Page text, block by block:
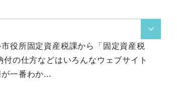

役所固定資産税課から「固定資産税
の仕方などはいろんなウェブサイト
一番わか...